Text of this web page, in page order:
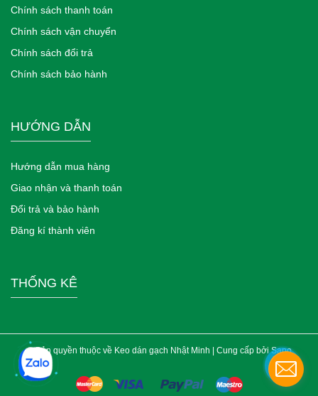
Chính sách thanh toán
Chính sách vận chuyển
Chính sách đổi trả
Chính sách bảo hành
HƯỚNG DẪN
Hướng dẫn mua hàng
Giao nhận và thanh toán
Đổi trả và bảo hành
Đăng kí thành viên
THỐNG KÊ
© Bản quyền thuộc về Keo dán gạch Nhật Minh | Cung cấp bởiSapo